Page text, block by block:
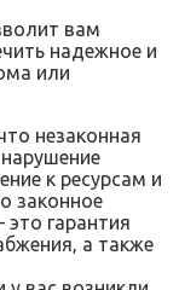
вам
надежное и
или
незаконная
к ресурсам и
законное
гарантия
а также